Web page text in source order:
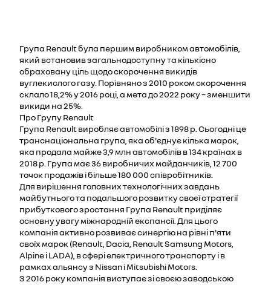
Група Renault була першим виробником автомобілів,
який встановив загальнодоступну та кількісно
обраховану ціль щодо скорочення викидів
вуглекислого газу. Порівняно з 2010 роком скорочення
склало 18,2% у 2016 році, а мета до 2022 року – зменшити
викиди на 25%.
Про Групу Renault
Група Renault виробляє автомобілі з 1898 р. Сьогодні це
транснаціональна група, яка об'єднує кілька марок,
яка продала майже 3,9 млн автомобілів в 134 країнах в
2018 р. Група має 36 виробничих майданчиків, 12 700
точок продажів і більше 180 000 співробітників.
Для вирішення головних технологічних завдань
майбутнього та подальшого розвитку своєї стратегії
прибуткового зростання Група Renault приділяє
основну увагу міжнародній експансії. Для цього
компанія активно розвиває синергію на рівні п'яти
своїх марок (Renault, Dacia, Renault Samsung Motors,
Alpine і LADA), в сфері електричного транспорту і в
рамках альянсу з Nissan і Mitsubishi Motors.
З 2016 року компанія виступає зі своєю заводською